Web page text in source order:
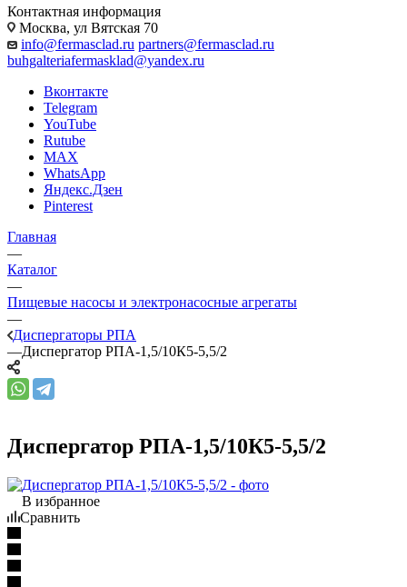
Контактная информация
Москва, ул Вятская 70
info@fermasclad.ru partners@fermasclad.ru
buhgalteriafermasklad@yandex.ru
Вконтакте
Telegram
YouTube
Rutube
MAX
WhatsApp
Яндекс.Дзен
Pinterest
Главная
—
Каталог
—
Пищевые насосы и электронасосные агрегаты
—
Диспергаторы РПА
—Диспергатор РПА-1,5/10К5-5,5/2
Диспергатор РПА-1,5/10К5-5,5/2
В избранное
Сравнить